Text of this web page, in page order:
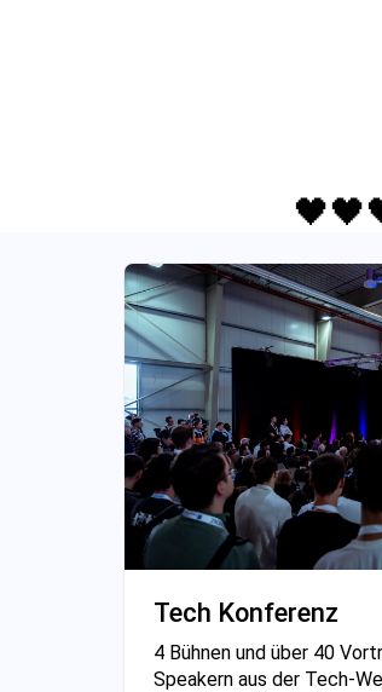
Tech Konferenz
4 Bühnen und über 40
Speakern aus der Tech-